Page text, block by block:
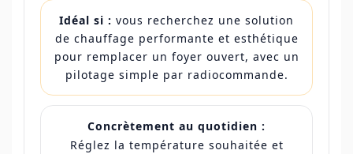
Idéal si : vous recherchez une solution
de chauffage performante et esthétique
pour remplacer un foyer ouvert, avec un
pilotage simple par radiocommande.
Concrètement au quotidien :
Réglez la température souhaitée et